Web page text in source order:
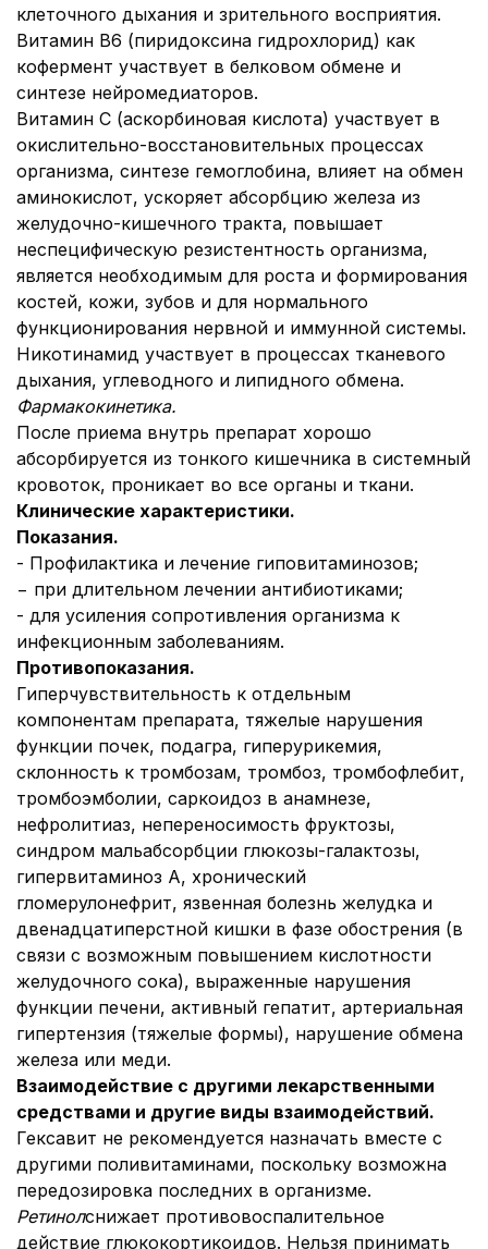
клеточного дыхания и зрительного восприятия.
Витамин В6 (пиридоксина гидрохлорид) как
кофермент участвует в белковом обмене и
синтезе нейромедиаторов.
Витамин С (аскорбиновая кислота) участвует в
окислительно-восстановительных процессах
организма, синтезе гемоглобина, влияет на обмен
аминокислот, ускоряет абсорбцию железа из
желудочно-кишечного тракта, повышает
неспецифическую резистентность организма,
является необходимым для роста и формирования
костей, кожи, зубов и для нормального
функционирования нервной и иммунной системы.
Никотинамид участвует в процессах тканевого
дыхания, углеводного и липидного обмена.
Фармакокинетика.
После приема внутрь препарат хорошо
абсорбируется из тонкого кишечника в системный
кровоток, проникает во все органы и ткани.
Клинические характеристики.
Показания.
- Профилактика и лечение гиповитаминозов;
− при длительном лечении антибиотиками;
- для усиления сопротивления организма к
инфекционным заболеваниям.
Противопоказания.
Гиперчувствительность к отдельным
компонентам препарата, тяжелые нарушения
функции почек, подагра, гиперурикемия,
склонность к тромбозам, тромбоз, тромбофлебит,
тромбоэмболии, саркоидоз в анамнезе,
нефролитиаз, непереносимость фруктозы,
синдром мальабсорбции глюкозы-галактозы,
гипервитаминоз А, хронический
гломерулонефрит, язвенная болезнь желудка и
двенадцатиперстной кишки в фазе обострения (в
связи с возможным повышением кислотности
желудочного сока), выраженные нарушения
функции печени, активный гепатит, артериальная
гипертензия (тяжелые формы), нарушение обмена
железа или меди.
Взаимодействие с другими лекарственными
средствами и другие виды взаимодействий.
Гексавит не рекомендуется назначать вместе с
другими поливитаминами, поскольку возможна
передозировка последних в организме.
Ретинолснижает противовоспалительное
действие глюкокортикоидов. Нельзя принимать